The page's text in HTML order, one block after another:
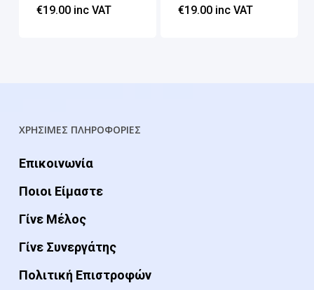
€19.00 inc VAT
€19.00 inc VAT
ΧΡΗΣΙΜΕΣ ΠΛΗΡΟΦΟΡΙΕΣ
Επικοινωνία
Ποιοι Είμαστε
Γίνε Μέλος
Γίνε Συνεργάτης
Πολιτική Επιστροφών